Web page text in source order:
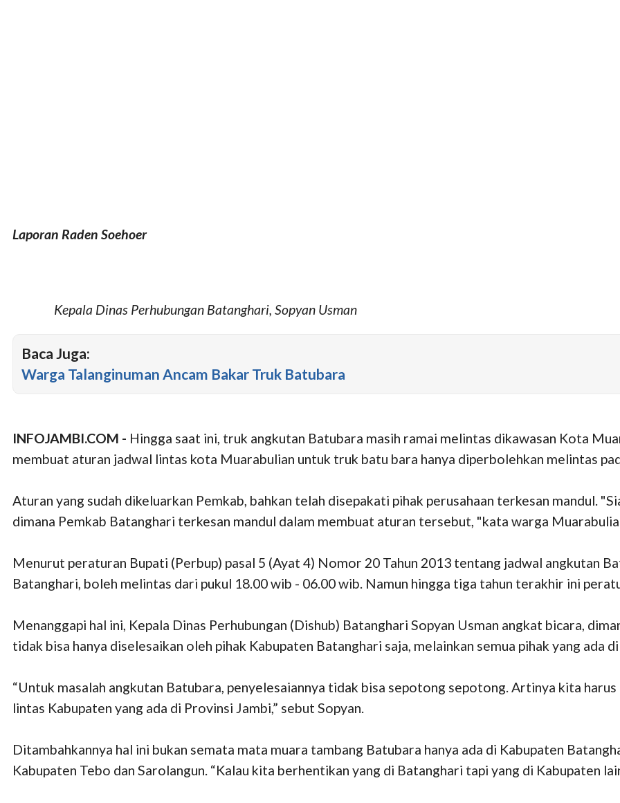
Laporan Raden Soehoer
Kepala Dinas Perhubungan Batanghari, Sopyan Usman
Baca Juga:
Warga Talanginuman Ancam Bakar Truk Batubara
INFOJAMBI.COM - Hingga saat ini, truk angkutan Batubara masih ramai melintas dikawasan Kota
membuat aturan jadwal lintas kota Muarabulian untuk truk batu bara hanya diperbolehkan melintas
Aturan yang sudah dikeluarkan Pemkab, bahkan telah disepakati pihak perusahaan terkesan mandul.
dimana Pemkab Batanghari terkesan mandul dalam membuat aturan tersebut, "kata warga
Menurut peraturan Bupati (Perbup) pasal 5 (Ayat 4) Nomor 20 Tahun 2013 tentang jadwal angkutan
Batanghari, boleh melintas dari pukul 18.00 wib - 06.00 wib. Namun hingga tiga tahun terakhir ini
Menanggapi hal ini, Kepala Dinas Perhubungan (Dishub) Batanghari Sopyan Usman angkat bicara,
tidak bisa hanya diselesaikan oleh pihak Kabupaten Batanghari saja, melainkan semua pihak yang ada
“Untuk masalah angkutan Batubara, penyelesaiannya tidak bisa sepotong sepotong. Artinya kita
lintas Kabupaten yang ada di Provinsi Jambi,” sebut Sopyan.
Ditambahkannya hal ini bukan semata mata muara tambang Batubara hanya ada di Kabupaten
Kabupaten Tebo dan Sarolangun. “Kalau kita berhentikan yang di Batanghari tapi yang di Kabupaten